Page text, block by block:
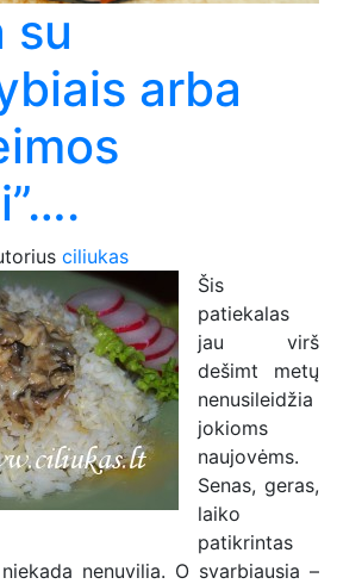
su
arba
ciliukas
Šis
patiekalas
jau virš
dešimt metų
nenusileidžia
jokioms
naujovėms.
Senas, geras,
laiko
patikrintas
nenuvilia. O svarbiausia –